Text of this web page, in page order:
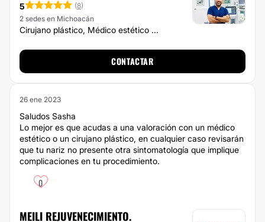
5 (8)
2 sedes en Michoacán
Cirujano plástico, Médico estético ...
CONTACTAR
26 ene 2023
Saludos Sasha
Lo mejor es que acudas a una valoración con un médico
estético o un cirujano plástico, en cualquier caso revisarán
que tu nariz no presente otra sintomatología que implique
complicaciones en tu procedimiento.
0
MEILI REJUVENECIMIENTO.